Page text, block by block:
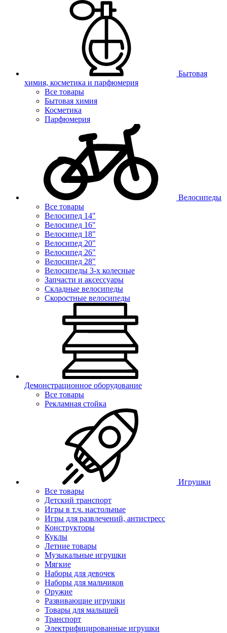
Бытовая
химия, косметика и парфюмерия
Все товары
Бытовая химия
Косметика
Парфюмерия
Велосипеды
Все товары
Велосипед 14"
Велосипед 16"
Велосипед 18"
Велосипед 20"
Велосипед 26"
Велосипед 28"
Велосипеды 3-х колесные
Запчасти и аксессуары
Складные велосипеды
Скоростные велосипеды
Демонстрационное оборудование
Все товары
Рекламная стойка
Игрушки
Все товары
Детский транспорт
Игры в т.ч. настольные
Игры для развлечений, антистресс
Конструкторы
Куклы
Летние товары
Музыкальные игрушки
Мягкие
Наборы для девочек
Наборы для мальчиков
Оружие
Развивающие игрушки
Товары для малышей
Транспорт
Электрифицированные игрушки